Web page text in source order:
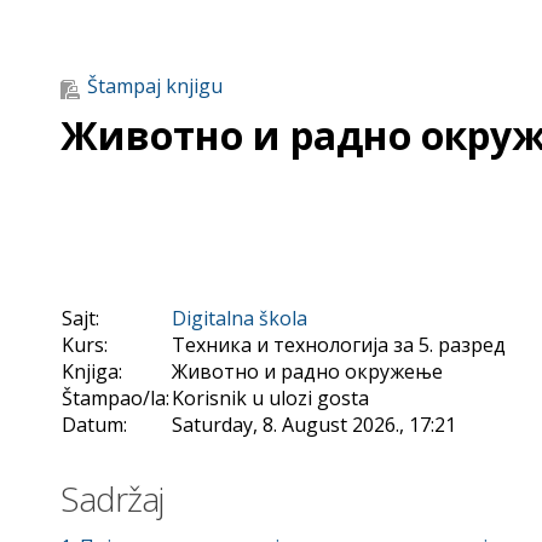
Štampaj knjigu
Животно и радно
Sajt:
Digitalna škola
Kurs:
Техника и технологија за 5. разред
Knjiga:
Животно и радно окружење
Štampao/la:Korisnik u ulozi gosta
Datum:
Saturday, 8. August 2026., 17:21
Sadržaj